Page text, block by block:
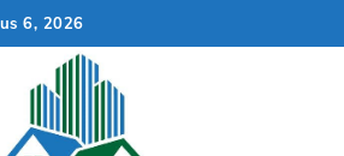
6, 2026